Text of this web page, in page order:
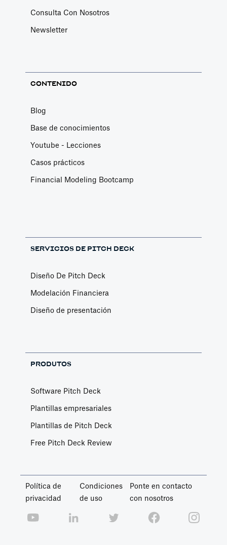
Consulta Con Nosotros
Newsletter
CONTENIDO
Blog
Base de conocimientos
Youtube - Lecciones
Casos prácticos
Financial Modeling Bootcamp
SERVICIOS DE PITCH DECK
Diseño De Pitch Deck
Modelación Financiera
Diseño de presentación
PRODUTOS
Software Pitch Deck
Plantillas empresariales
Plantillas de Pitch Deck
Free Pitch Deck Review
Política de
privacidad
Condiciones
de uso
Ponte en contacto
con nosotros